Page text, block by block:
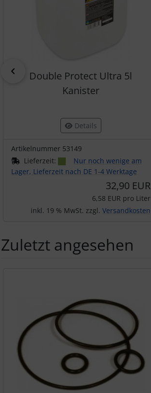
zurückDouble Protect Ultra 5l
Kanister
Details
Artikelnummer 53149
Lieferzeit:
Nur noch wenige am
Lager, Lieferzeit nach DE 1-4 Werktage
32,90 EUR
6,58 EUR pro Liter
inkl. 19 % MwSt. zzgl. Versandkosten
Zuletzt angesehen